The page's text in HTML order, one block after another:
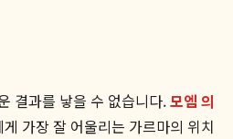
결과를 낳을 수 없습니다.모엠 의
가장 잘 어울리는 가르마의 위치